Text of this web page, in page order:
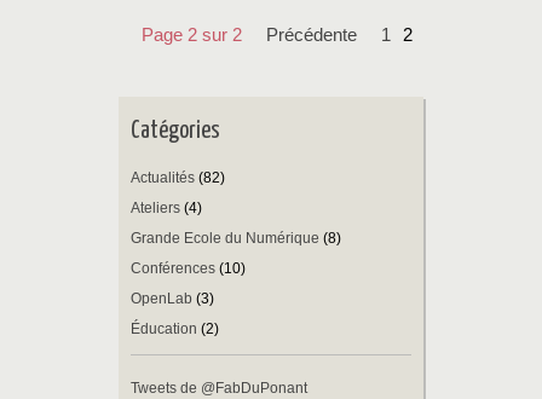
Page 2 sur 2 précédente 1 2
Catégories
Actualités (82)
Ateliers (4)
Grande Ecole du Numérique (8)
Conférences (10)
OpenLab (3)
Éducation (2)
Tweets de @FabDuPonant